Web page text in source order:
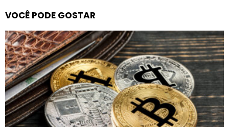
VOCÊ PODE GOSTAR